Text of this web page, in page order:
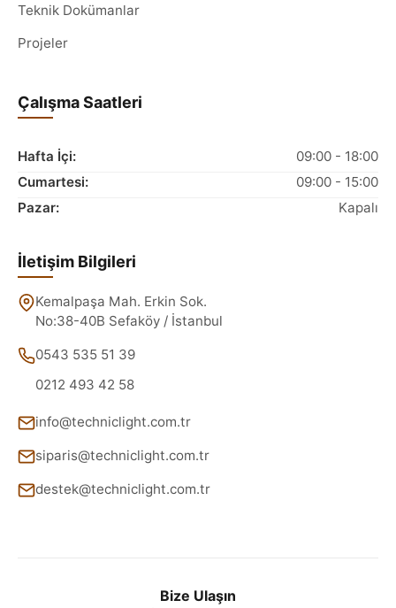
Teknik Dokümanlar
Projeler
Çalışma Saatleri
Hafta İçi:
09:00 - 18:00
Cumartesi:
09:00 - 15:00
Pazar:
Kapalı
İletişim Bilgileri
Kemalpaşa Mah. Erkin Sok.
No:38-40B Sefaköy / İstanbul
0543 535 51 39
0212 493 42 58
info@techniclight.com.tr
siparis@techniclight.com.tr
destek@techniclight.com.tr
Bize Ulaşın